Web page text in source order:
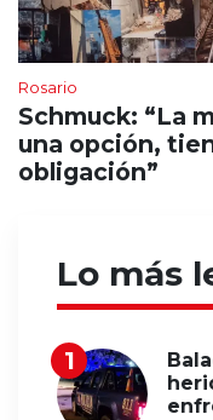
Rosario
Schmuck: “La
una opción,
obligación”
Lo más